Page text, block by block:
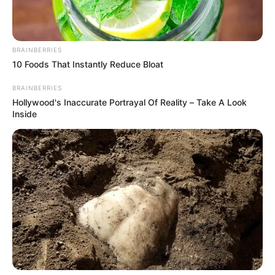
“El ACPM es el energético de mayor consumo en el país.
Aumentar el precio afecta de manera directa a sectores
como la industria, la construcción, la agricultura y; sobre
BRAINBERRIES
10 Foods That Instantly Reduce Bloat
BRAINBERRIES
Hollywood's Inaccurate Portrayal Of Reality – Take A Look
Inside